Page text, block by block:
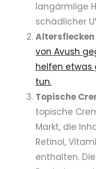
langärmlige
schädlicher
Altersflecken
von Avush
helfen etwas
tun.
Topische
topische
Markt, die
Retinol,
enthalten.